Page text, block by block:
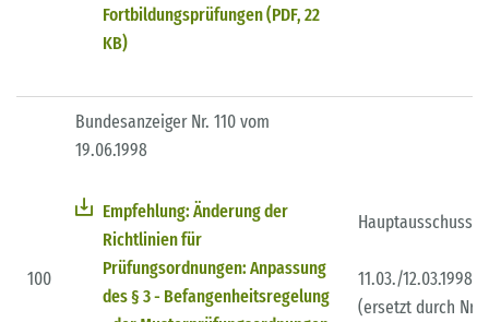
Fortbildungsprüfungen (PDF, 22
KB)
100
Bundesanzeiger Nr. 110 vom
19.06.1998
Empfehlung: Änderung der
Richtlinien für
Prüfungsordnungen: Anpassung
des § 3 - Befangenheitsregelung
Hauptausschuss
11.03./12.03.1998
(ersetzt durch Nr.